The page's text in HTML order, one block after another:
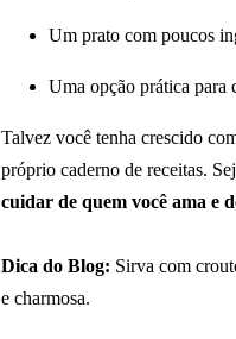
Um prato com poucos
Uma opção prática para
Talvez você tenha crescido
próprio caderno de receitas.
cuidar de quem você ama e
Dica do Blog: Sirva com
e charmosa.